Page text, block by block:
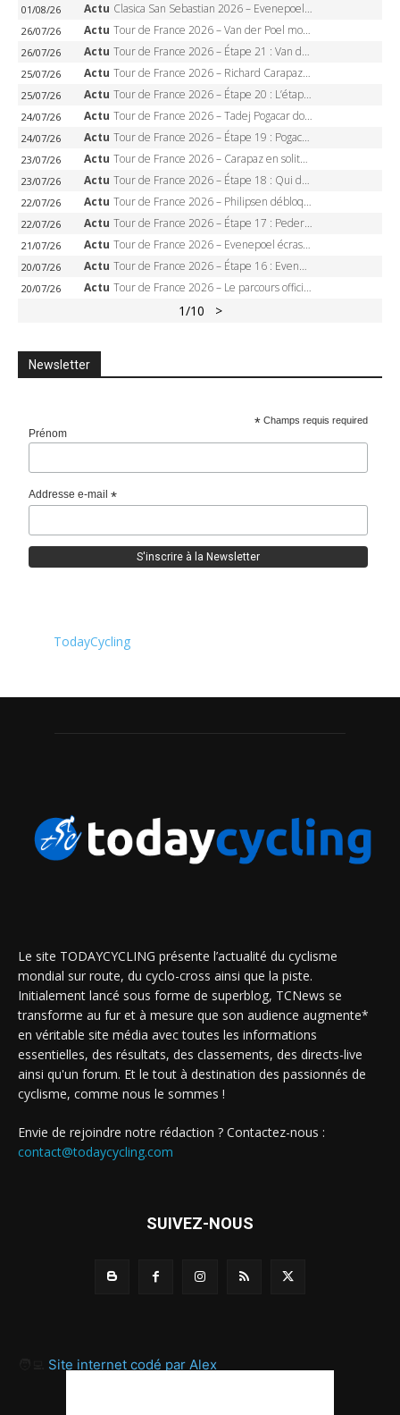
01/08/26 Actu Clasica San Sebastian 2026 – Evenepoel recordman, 4e victoire, Carapaz battu au sprint
26/07/26 Actu Tour de France 2026 – Van der Poel monumental à Paris, Pogacar égale le record des cinq sacres
26/07/26 Actu Tour de France 2026 – Étape 21 : Van der Poel, Pogacar, qui succédera à Wout van Aert sur les Champs-Elysées ?
25/07/26 Actu Tour de France 2026 – Richard Carapaz roi des Alpes, doublé et maillot à pois, Seixas perd le podium
25/07/26 Actu Tour de France 2026 – Étape 20 : L’étape reine, Galibier, Sarenne, Alpe d’Huez, qui succédera à Pogacar ?
24/07/26 Actu Tour de France 2026 – Tadej Pogacar dompte l’Alpe d’Huez, 5e victoire, record de Pantani pulvérisé
24/07/26 Actu Tour de France 2026 – Étape 19 : Pogacar peut-il enfin dompter l’Alpe d’Huez ?
23/07/26 Actu Tour de France 2026 – Carapaz en solitaire à Orcières-Merlette, Paret-Peintre à un point du maillot à pois
23/07/26 Actu Tour de France 2026 – Étape 18 : Qui domptera Orcières-Merlette, première marche vers l’Alpe d’Huez ?
22/07/26 Actu Tour de France 2026 – Philipsen débloque son compteur à Voiron, Pedersen en danger pour le maillot vert
22/07/26 Actu Tour de France 2026 – Étape 17 : Pedersen peut-il verrouiller le maillot vert à Voiron ?
21/07/26 Actu Tour de France 2026 – Evenepoel écrase le chrono d’Évian, Seixas 4e, Lipowitz abandonne
20/07/26 Actu Tour de France 2026 – Étape 16 : Evenepoel, Pogacar, Ganna… qui domptera le chrono d’Évian pour redessiner le podium ?
20/07/26 Actu Tour de France 2026 – Le parcours officiel complet : 21 étapes, profils, carte et dates
1/10 >
Newsletter
* Champs requis required
Prénom
Addresse e-mail*
TodayCycling
Le site TODAYCYCLING présente l’actualité du cyclisme
mondial sur route, du cyclo-cross ainsi que la piste.
Initialement lancé sous forme de superblog, TCNews se
transforme au fur et à mesure que son audience augmente*
en véritable site média avec toutes les informations
essentielles, des résultats, des classements, des directs-live
ainsi qu'un forum. Et le tout à destination des passionnés de
cyclisme, comme nous le sommes !
Envie de rejoindre notre rédaction ? Contactez-nous :
contact@todaycycling.com
SUIVEZ-NOUS
Site internet codé par Alex